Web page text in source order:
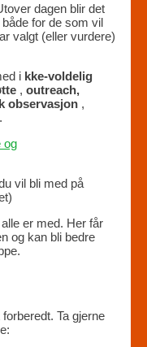
dagen blir det
for de som vil
valgt (eller vurdere)
i kke-voldelig
, outreach,
observasjon ,
.
og
vil bli med på
er med. Her får
og kan bli bedre
Ta gjerne